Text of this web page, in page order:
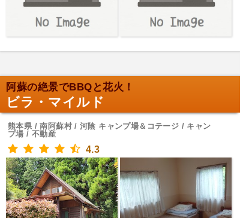
阿蘇の絶景でBBQと花火！
ビラ・マイルド
熊本県 / 南阿蘇村 / 河陰 キャンプ場＆コテージ / キャン
プ場 / 不動産
4.3